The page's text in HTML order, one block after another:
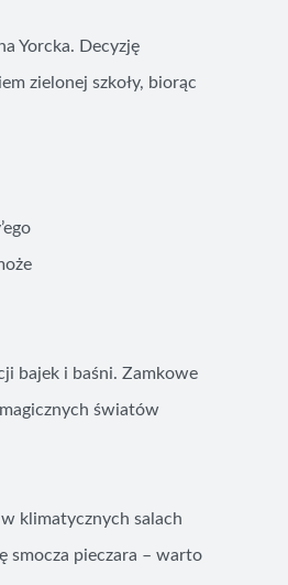
Yorcka. Decyzję
zielonej szkoły, biorąc
bajek i baśni. Zamkowe
światów
klimatycznych salach
smocza pieczara – warto